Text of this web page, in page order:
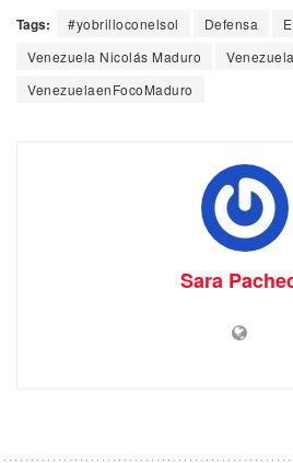
Tags: #yobrilloconelsol Defensa
Venezuela Nicolás Maduro
VenezuelaenFocoMaduro
Sara